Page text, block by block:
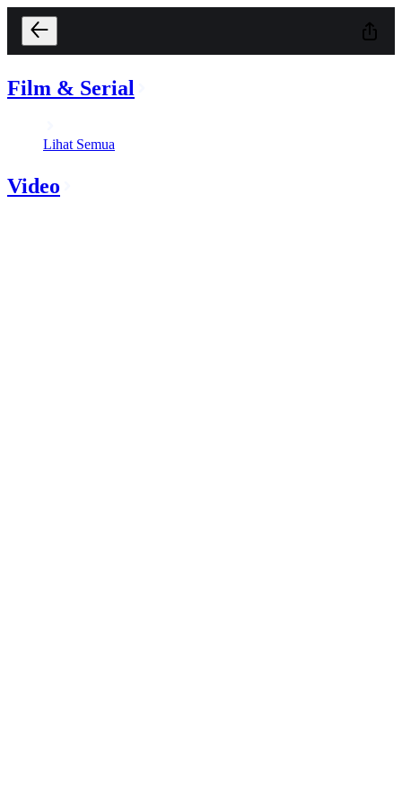
Film & Serial
Lihat Semua
Video